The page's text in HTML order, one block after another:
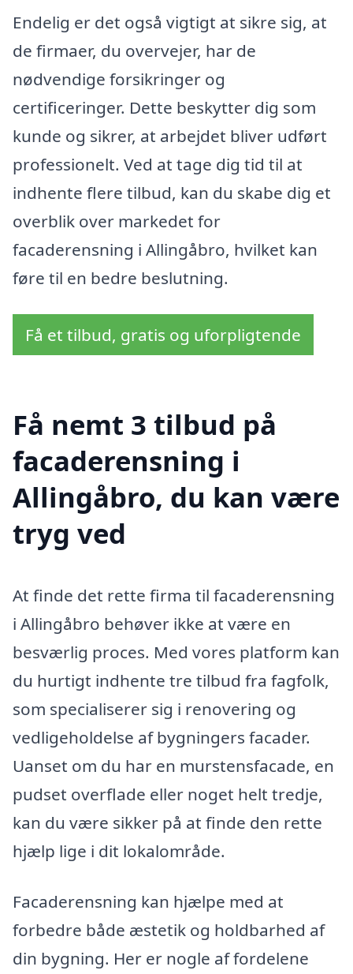
Endelig er det også vigtigt at sikre sig, at
de firmaer, du overvejer, har de
nødvendige forsikringer og
certificeringer. Dette beskytter dig som
kunde og sikrer, at arbejdet bliver udført
professionelt. Ved at tage dig tid til at
indhente flere tilbud, kan du skabe dig et
overblik over markedet for
facaderensning i Allingåbro, hvilket kan
føre til en bedre beslutning.
Få et tilbud, gratis og uforpligtende
Få nemt 3 tilbud på
facaderensning i
Allingåbro, du kan være
tryg ved
At finde det rette firma til facaderensning
i Allingåbro behøver ikke at være en
besværlig proces. Med vores platform kan
du hurtigt indhente tre tilbud fra fagfolk,
som specialiserer sig i renovering og
vedligeholdelse af bygningers facader.
Uanset om du har en murstensfacade, en
pudset overflade eller noget helt tredje,
kan du være sikker på at finde den rette
hjælp lige i dit lokalområde.
Facaderensning kan hjælpe med at
forbedre både æstetik og holdbarhed af
din bygning. Her er nogle af fordelene